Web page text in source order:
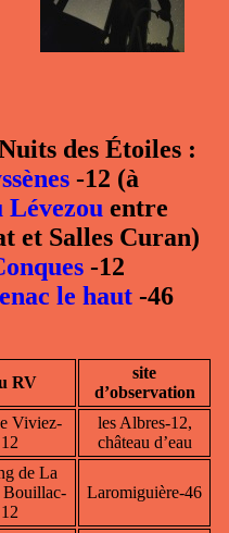
des Étoiles :
-12 (à
Lévezou entre
et Salles Curan)
-12
le haut-46
RV
site
d’observation
Viviez-
12
les Albres-12,
château d’eau
de La
Bouillac-
12
Laromiguière-46